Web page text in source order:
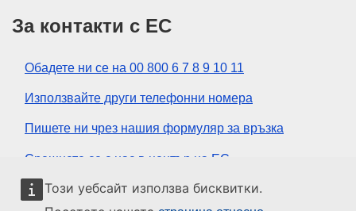
Този уебсайт използва бисквитки.
За контакти с ЕС
Обадете ни се на 00 800 6 7 8 9 10 11
Използвайте други телефонни номера
Пишете ни чрез нашия формуляр за връзка
Срещнете се с нас в център на ЕС